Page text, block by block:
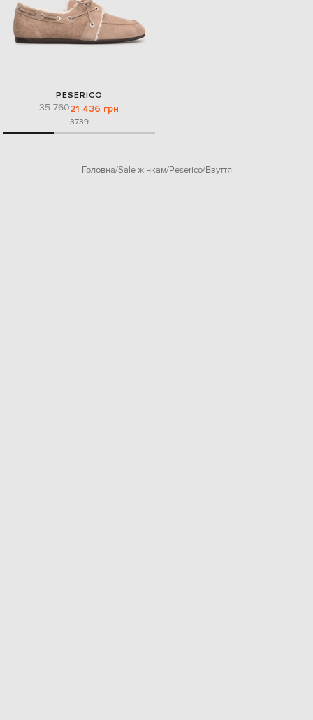
PESERICO
35 76021 436 грн
3739
Головна Sale жінкам Peserico Взуття